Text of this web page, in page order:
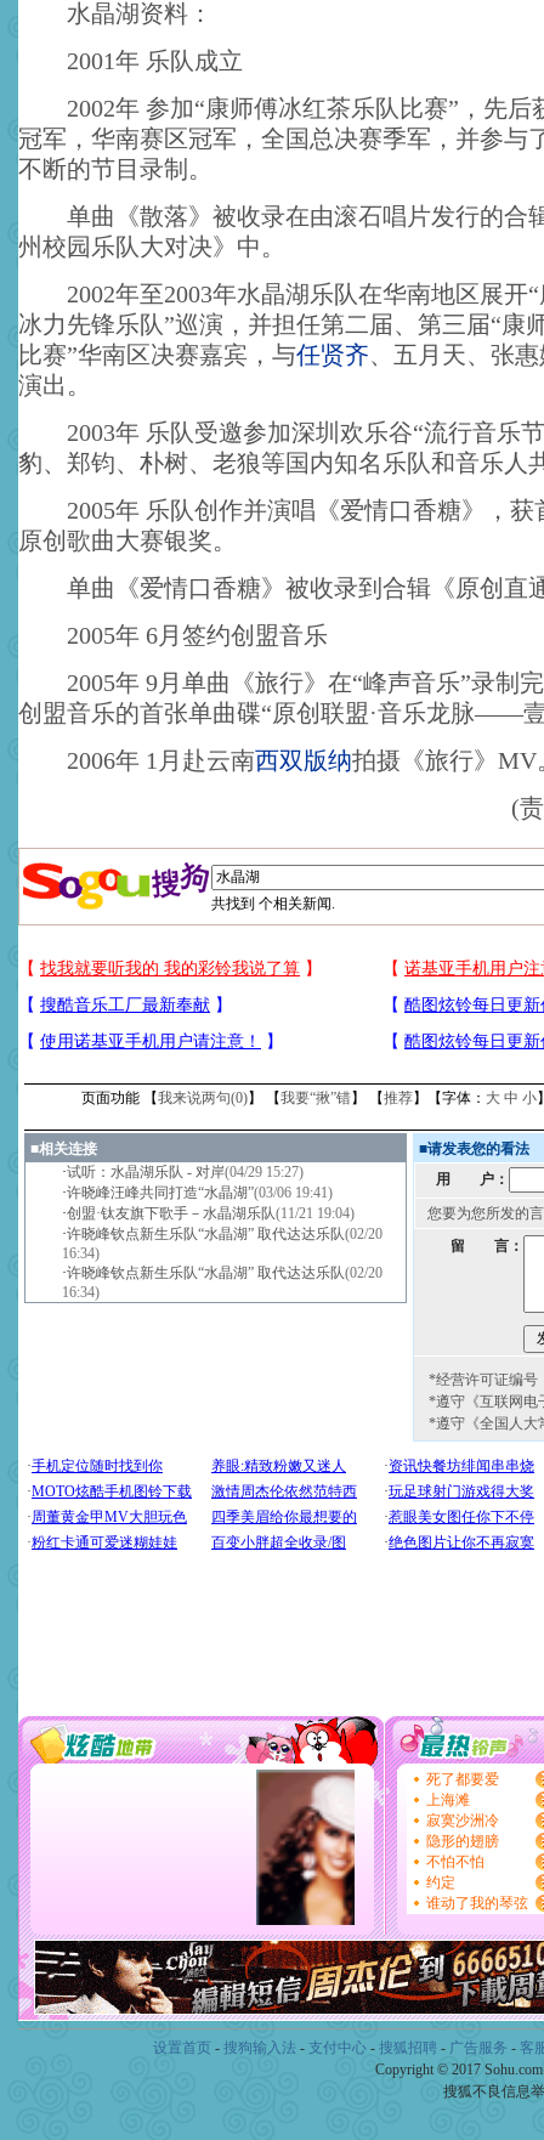
水晶湖资料：
2001年 乐队成立
2002年 参加“康师傅冰红茶乐队比赛”，先后
冠军，华南赛区冠军，全国总决赛季军，并参与
不断的节目录制。
单曲《散落》被收录在由滚石唱片发行的合
州校园乐队大对决》中。
2002年至2003年水晶湖乐队在华南地区展开“
冰力先锋乐队”巡演，并担任第二届、第三届“康
比赛”华南区决赛嘉宾，与任贤齐、五月天、张
演出。
2003年 乐队受邀参加深圳欢乐谷“流行音乐
豹、郑钧、朴树、老狼等国内知名乐队和音乐人
2005年 乐队创作并演唱《爱情口香糖》，获
原创歌曲大赛银奖。
单曲《爱情口香糖》被收录到合辑《原创直
2005年 6月签约创盟音乐
2005年 9月单曲《旅行》在“峰声音乐”录制
创盟音乐的首张单曲碟“原创联盟·音乐龙脉——
2006年 1月赴云南西双版纳拍摄《旅行》MV
(
共找到 个相关新闻.
页面功能 【我来说两句(0)】 【我要“揪”错】 【推荐】【字体： 大 中 小
■相关连接
·试听：水晶湖乐队 - 对岸(04/29 15:27)
·许晓峰汪峰共同打造“水晶湖”(03/06 19:41)
·创盟·钛友旗下歌手－水晶湖乐队(11/21 19:04)
·许晓峰钦点新生乐队“水晶湖” 取代达达乐队(02/20
16:34)
·许晓峰钦点新生乐队“水晶湖” 取代达达乐队(02/20
16:34)
■请发表您的看法
用 户：
您要为您所发的
留 言：
*经营许可证编号
*遵守《互联网电
*遵守《全国人大
设置首页 - 搜狗输入法 - 支付中心- 搜狐招聘- 广告服务 - 客
Copyright © 2017
搜狐不良信息